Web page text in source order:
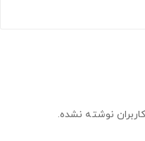
نوشته نشده.